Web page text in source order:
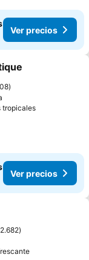
Ver precios
tropicales
Ver precios
2.682